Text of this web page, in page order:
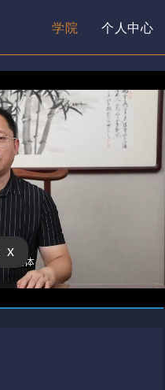
学院 个人中心
x